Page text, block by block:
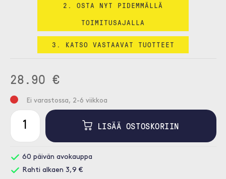
2. OSTA NYT PIDEMMÄLLÄ
TOIMITUSAJALLA
3. KATSO VASTAAVAT TUOTTEET
28.90 €
Ei varastossa, 2-6 viikkoa
LISÄÄ OSTOSKORIIN
60 päivän avokauppa
Rahti alkaen 3,9 €